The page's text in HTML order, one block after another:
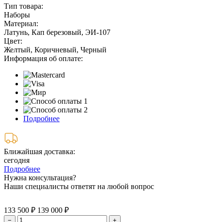
Тип товара:
Наборы
Материал:
Латунь, Кап березовый, ЭИ-107
Цвет:
Желтый, Коричневый, Черный
Информация об оплате:
Подробнее
Ближайшая доставка:
сегодня
Подробнее
Нужна консультация?
Наши специалисты ответят на любой вопрос
133 500 ₽ 139 000 ₽
−
+